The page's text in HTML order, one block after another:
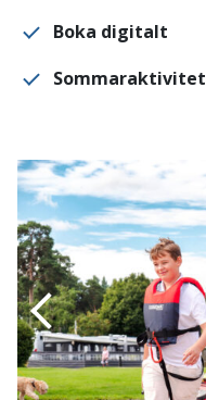
Boka digitalt
Sommaraktivitet